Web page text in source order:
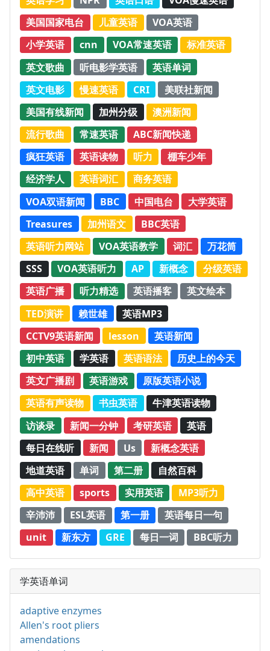
美国国家电台
儿童英语
VOA英语
小学英语
cnn VOA常速英语
标准英语
英文歌曲
听电影学英语
英语单词
英文电影
慢速英语 CRI
美联社新闻
美国有线新闻
加州分级
澳洲新闻
流行歌曲
常速英语
ABC新闻快递
疯狂英语
英语读物 听力
棚车少年
经济学人
英语词汇
商务英语
VOA双语新闻
BBC 中国电台
大学英语
Treasures
加州语文
BBC英语
英语听力网站
VOA英语教学 词汇
万花筒
SSS
VOA英语听力 AP 新概念
分级英语
英语广播
听力精选 英语播客
英文绘本
TED演讲
赖世雄
英语MP3
CCTV9英语新闻
lesson
英语新闻
初中英语
学英语 英语语法
历史上的今天
英文广播剧
英语游戏
原版英语小说
英语有声读物
书虫英语
牛津英语读物
访谈录
新闻一分钟 考研英语
英语
每日在线听
新闻 Us
新概念英语
地道英语
单词 第二册
自然百科
高中英语
sports 实用英语
MP3听力
辛沛沛
ESL英语 第一册
英语每日一句
unit
新东方 GRE 每日一词 BBC听力
学英语单词
adaptive enzymes
Allen's root pliers
amendations